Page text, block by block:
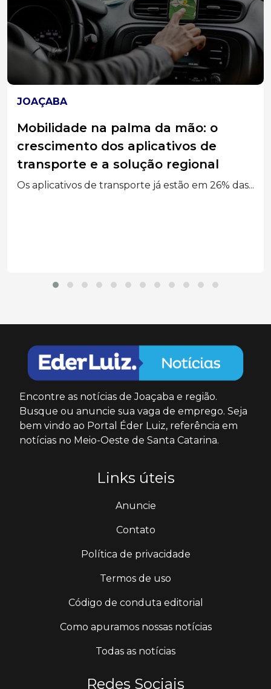
ACIDENTES
Colisão traseira entre caminhões
deixa homem ferido na BR-158
O Corpo de Bombeiros atendeu uma colisão
traseira entre...
Encontre as notícias de Joaçaba e região.
Busque ou anuncie sua vaga de emprego. Seja
bem vindo ao Portal Éder Luiz, referência em
notícias no Meio-Oeste de Santa Catarina.
Links úteis
Anuncie
Contato
Política de privacidade
Termos de uso
Código de conduta editorial
Como apuramos nossas notícias
Todas as notícias
Redes Sociais